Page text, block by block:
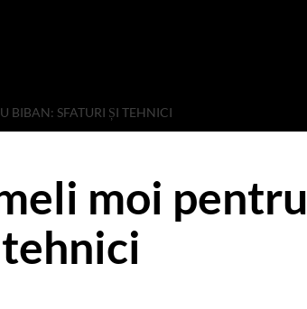
BIBAN: SFATURI ȘI TEHNICI
moi pentru